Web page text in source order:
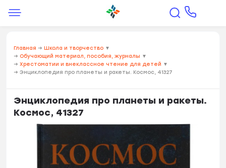
Главная → Школа и творчество ▼
→ Обучающий материал, пособия, журналы ▼
→ Хрестоматии и внеклассное чтение для детей ▼
→ Энциклопедия про планеты и ракеты. Космос, 41327
Энциклопедия про планеты и ракеты.
Космос, 41327